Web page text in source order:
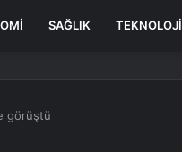
SAĞLIK TEKNOLOJI
görüştü